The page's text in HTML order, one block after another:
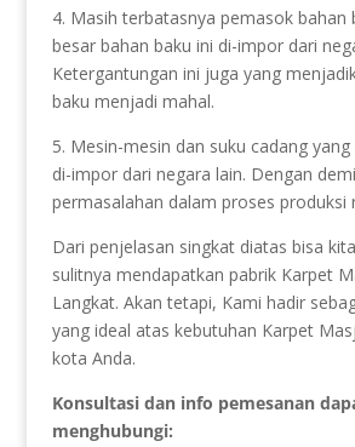
4. Masih terbatasnya pemasok bahan
besar bahan baku ini di-impor dari
Ketergantungan ini juga yang
baku menjadi mahal.
5. Mesin-mesin dan suku cadang
di-impor dari negara lain. Dengan
permasalahan dalam proses produksi
Dari penjelasan singkat diatas bisa
sulitnya mendapatkan pabrik Karpet
Langkat. Akan tetapi, Kami hadir
yang ideal atas kebutuhan Karpet
kota Anda.
Konsultasi dan info pemesanan
menghubungi: